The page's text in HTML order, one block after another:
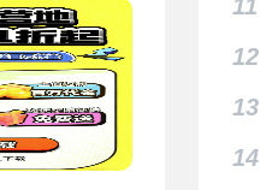
11
12
13
14